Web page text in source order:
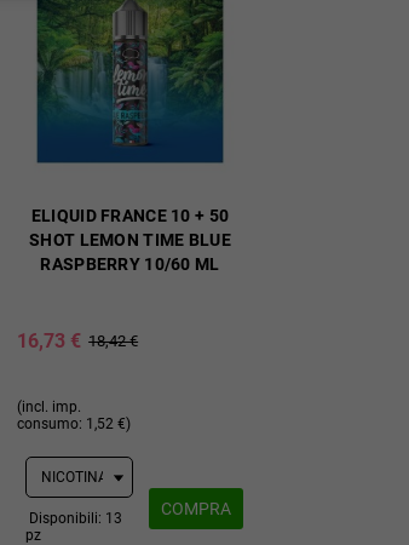
ELIQUID FRANCE 10 + 50
SHOT LEMON TIME BLUE
RASPBERRY 10/60 ML
16,73 € 18,42 €
(incl. imp.
consumo: 1,52 €)
Disponibili: 13
pz
COMPRA